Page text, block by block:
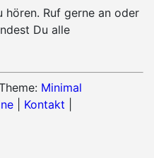
hören. Ruf gerne an oder
Du alle
Minimal
Kontakt